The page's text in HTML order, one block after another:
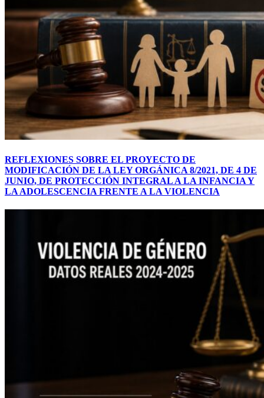
REFLEXIONES SOBRE EL PROYECTO DE
MODIFICACIÓN DE LA LEY ORGÁNICA 8/2021, DE 4 DE
JUNIO, DE PROTECCIÓN INTEGRAL A LA INFANCIA Y
LA ADOLESCENCIA FRENTE A LA VIOLENCIA